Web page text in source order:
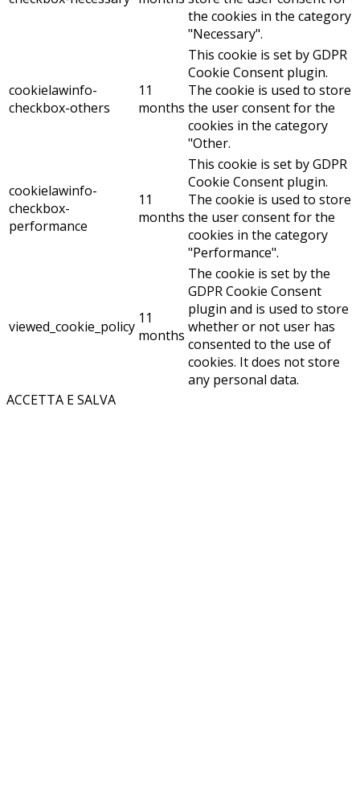
the cookies in the category
"Necessary".
cookielawinfo-
checkbox-others
11
months
This cookie is set by GDPR
Cookie Consent plugin.
The cookie is used to store
the user consent for the
cookies in the category
"Other.
cookielawinfo-
checkbox-
performance
11
months
This cookie is set by GDPR
Cookie Consent plugin.
The cookie is used to store
the user consent for the
cookies in the category
"Performance".
viewed_cookie_policy 11
months
The cookie is set by the
GDPR Cookie Consent
plugin and is used to store
whether or not user has
consented to the use of
cookies. It does not store
any personal data.
ACCETTA E SALVA